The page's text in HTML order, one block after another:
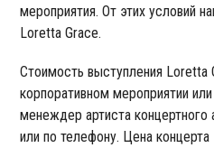
мероприятия. От этих условий
Loretta Grace.
Стоимость выступления Loretta
корпоративном мероприятии
менеждер артиста концертного
или по телефону. Цена